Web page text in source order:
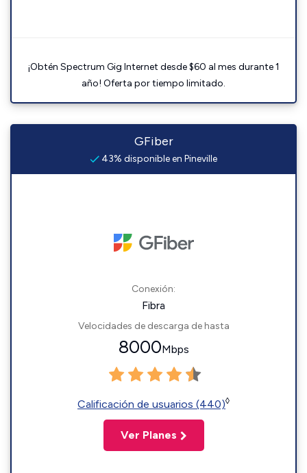
¡Obtén Spectrum Gig Internet desde $60 al mes durante 1
año! Oferta por tiempo limitado.
GFiber
43% disponible en Pineville
Conexión:
Fibra
Velocidades de descarga de hasta
8000Mbps
Calificación de usuarios (440)◊
Ver Planes